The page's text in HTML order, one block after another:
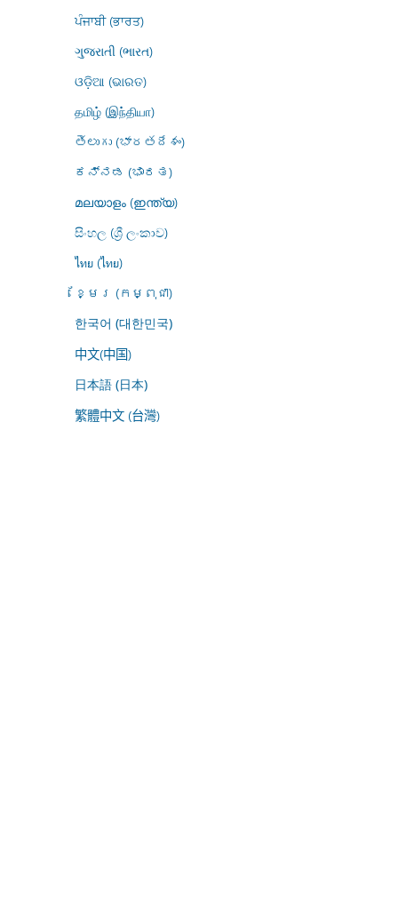
ਪੰਜਾਬੀ (ਭਾਰਤ)
ગુજરાતી (ભારત)
ଓଡ଼ିଆ (ଭାରତ)
தமிழ் (இந்தியா)
తెలుగు (భారతదేశం)
ಕನ್ನಡ (ಭಾರತ)
മലയാളം (ഇന്ത്യ)
සිංහල (ශ්‍රී ලංකාව)
ไทย (ไทย)
ខ្មែរ (កម្ពុជា)
한국어 (대한민국)
中文(中国)
日本語 (日本)
繁體中文 (台灣)